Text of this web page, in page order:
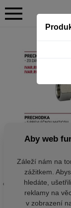
Aby web
Záleží nám na
zážitkem.
hledáte,
reklamy na
v zobrazení